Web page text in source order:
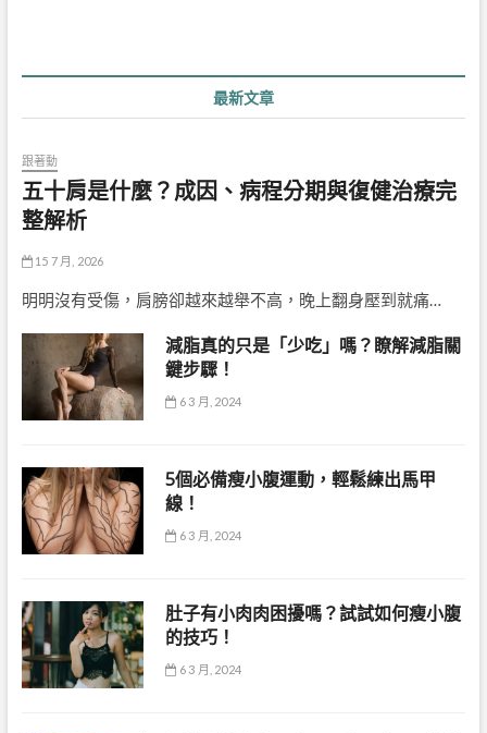
最新文章
跟著動
五十肩是什麼？成因、病程分期與復健治療完
整解析
15 7 月, 2026
明明沒有受傷，肩膀卻越來越舉不高，晚上翻身壓到就痛…
減脂真的只是「少吃」嗎？瞭解減脂關
鍵步驟！
6 3 月, 2024
5個必備瘦小腹運動，輕鬆練出馬甲
線！
6 3 月, 2024
肚子有小肉肉困擾嗎？試試如何瘦小腹
的技巧！
6 3 月, 2024